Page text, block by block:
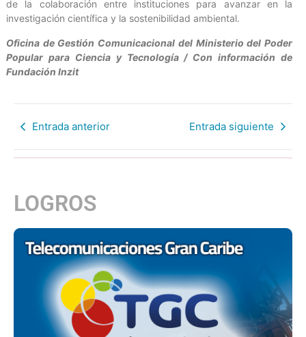
de la colaboración entre instituciones para avanzar en la
investigación científica y la sostenibilidad ambiental.
Oficina de Gestión Comunicacional del Ministerio del Poder
Popular para Ciencia y Tecnología / Con información de
Fundación Inzit
Entrada anterior Entrada siguiente
LOGROS